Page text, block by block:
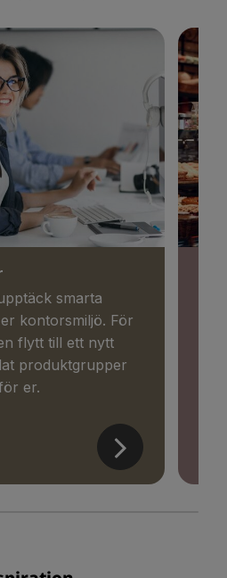
smarta
kontorsmiljö. För
flytt till ett nytt
produktgrupper
er.